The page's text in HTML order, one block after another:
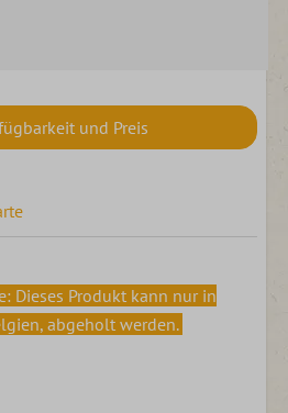
und Preis
Dieses Produkt kann nur in
abgeholt werden.